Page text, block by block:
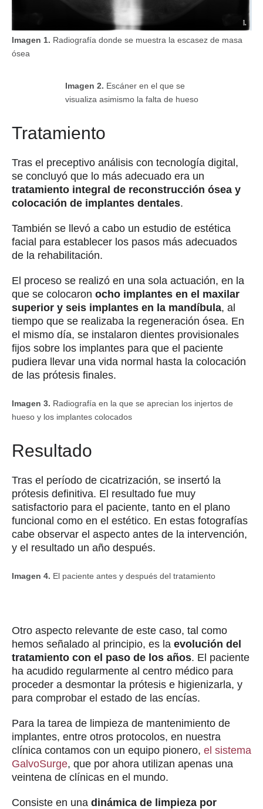
Imagen 1. Radiografía donde se muestra la escasez de masa
ósea
Imagen 2. Escáner en el que se
visualiza asimismo la falta de hueso
Tratamiento
Tras el preceptivo análisis con tecnología digital,
se concluyó que lo más adecuado era un
tratamiento integral de reconstrucción ósea y
colocación de implantes dentales.
También se llevó a cabo un estudio de estética
facial para establecer los pasos más adecuados
de la rehabilitación.
El proceso se realizó en una sola actuación, en la
que se colocaron ocho implantes en el maxilar
superior y seis implantes en la mandíbula, al
tiempo que se realizaba la regeneración ósea. En
el mismo día, se instalaron dientes provisionales
fijos sobre los implantes para que el paciente
pudiera llevar una vida normal hasta la colocación
de las prótesis finales.
Imagen 3. Radiografía en la que se aprecian los injertos de
hueso y los implantes colocados
Resultado
Tras el período de cicatrización, se insertó la
prótesis definitiva. El resultado fue muy
satisfactorio para el paciente, tanto en el plano
funcional como en el estético. En estas fotografías
cabe observar el aspecto antes de la intervención,
y el resultado un año después.
Imagen 4. El paciente antes y después del tratamiento
Otro aspecto relevante de este caso, tal como
hemos señalado al principio, es la evolución del
tratamiento con el paso de los años. El paciente
ha acudido regularmente al centro médico para
proceder a desmontar la prótesis e higienizarla, y
para comprobar el estado de las encías.
Para la tarea de limpieza de mantenimiento de
implantes, entre otros protocolos, en nuestra
clínica contamos con un equipo pionero, el sistema
GalvoSurge, que por ahora utilizan apenas una
veintena de clínicas en el mundo.
Consiste en una dinámica de limpieza por